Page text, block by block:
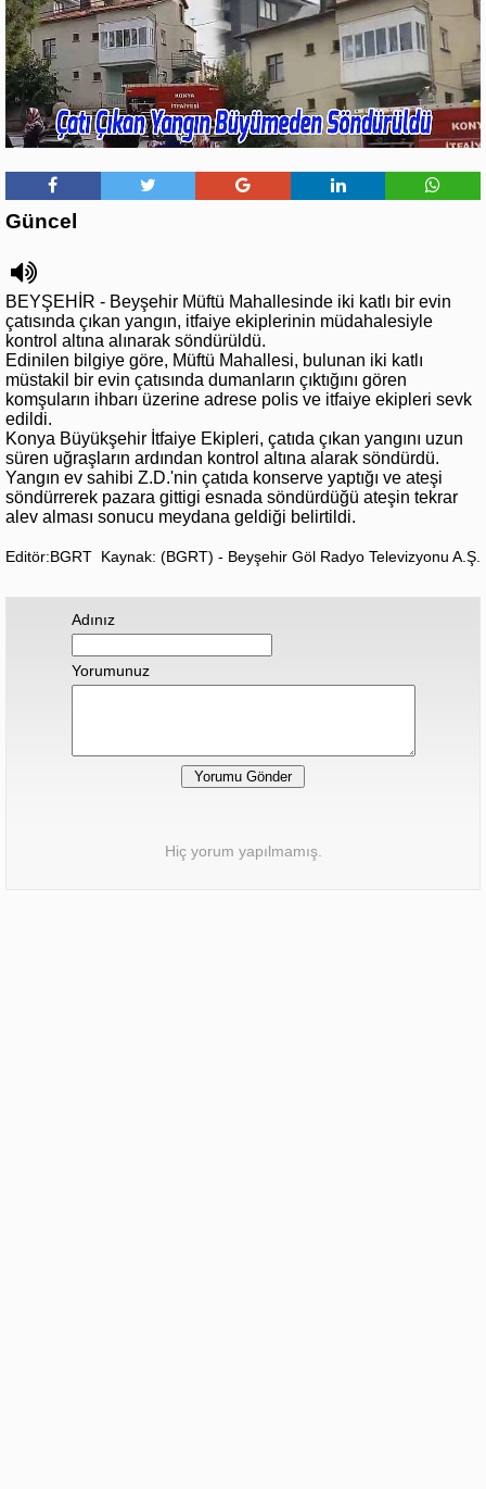
Güncel
BEYŞEHİR - Beyşehir Müftü Mahallesinde iki katlı bir evin
çatısında çıkan yangın, itfaiye ekiplerinin müdahalesiyle
kontrol altına alınarak söndürüldü.
Edinilen bilgiye göre, Müftü Mahallesi, bulunan iki katlı
müstakil bir evin çatısında dumanların çıktığını gören
komşuların ihbarı üzerine adrese polis ve itfaiye ekipleri sevk
edildi.
Konya Büyükşehir İtfaiye Ekipleri, çatıda çıkan yangını uzun
süren uğraşların ardından kontrol altına alarak söndürdü.
Yangın ev sahibi Z.D.'nin çatıda konserve yaptığı ve ateşi
söndürrerek pazara gittigi esnada söndürdüğü ateşin tekrar
alev alması sonucu meydana geldiği belirtildi.
Editör:BGRT Kaynak: (BGRT) - Beyşehir Göl Radyo Televizyonu A.Ş.
Adınız
Yorumunuz
Hiç yorum yapılmamış.